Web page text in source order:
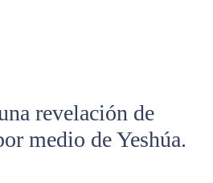
revelación de
medio de Yeshúa.